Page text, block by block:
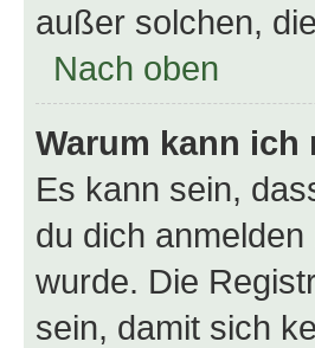
außer solchen,
Nach oben
Warum kann
Es kann sein,
du dich
wurde. Die
sein, damit sich